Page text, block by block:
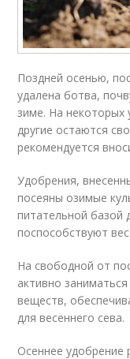
Поздней осенью,
удалена ботва,
зиме. На некоторых
другие остаются
рекомендуется
Удобрения,
посеяны озимые
питательной базой
поспособствуют
На свободной от
активно
веществ,
для весеннего сева.
Осеннее удобрение